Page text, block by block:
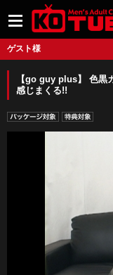
ゲスト様
【go guy plus】 色黒
感じまくる!!